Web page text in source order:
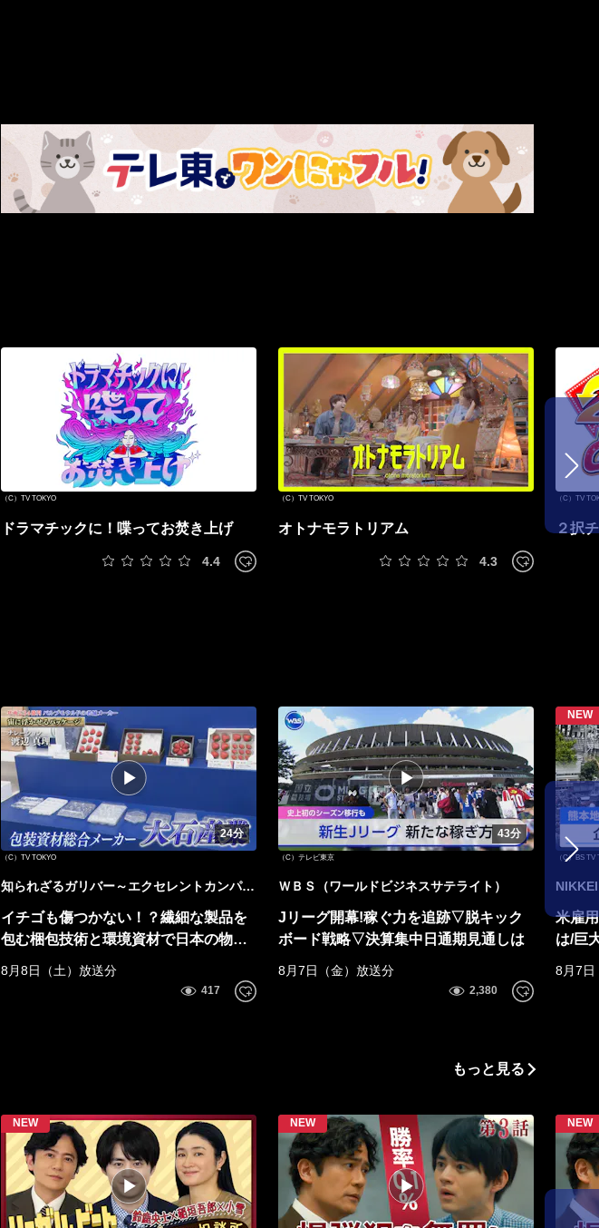
（C）TV TOKYO
ドラマチックに！喋ってお焚き上げ
4.4
（C）TV TOKYO
オトナモラトリアム
4.3
（C）TV
２択
24分
（C）TV TOKYO
知られざるガリバー～エクセレントカンパニ
イチゴも傷つかない！？繊細な製品を
包む梱包技術と環境資材で日本の物流
を支える 大石産業
8月8日（土）放送分
43分
（C）テレビ東京
ＷＢＳ（ワールドビジネスサテライト）
Jリーグ開幕!稼ぐ力を追跡▽脱キック
ボード戦略▽決算集中日通期見通しは
8月7日（金）放送分
（C）BS TV
米雇
は/巨
8月7日
もっと見る